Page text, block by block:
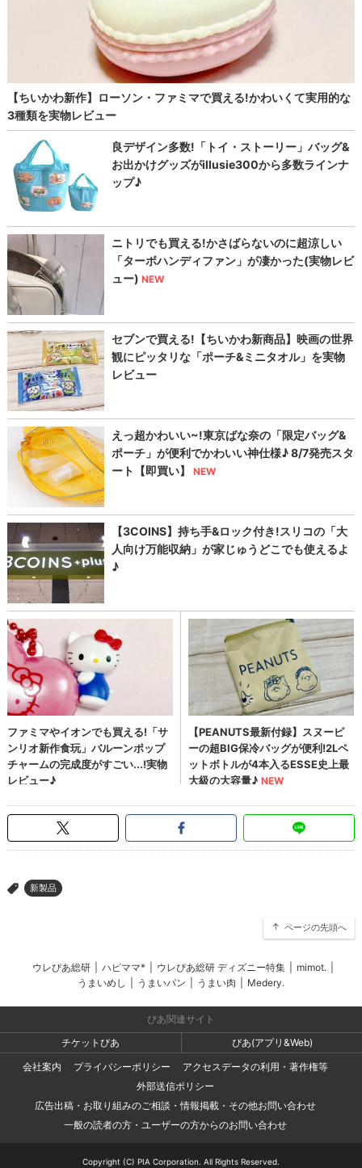
> 新製品
ページの先頭へ
ウレぴあ総研 ハピママ* ウレぴあ総研 ディズニー特集 mimot.
うまいめし
うまいパン うまい肉 Medery.
ぴあ関連サイト
チケットぴあ
ぴあ(アプリ&Web)
会社案内
プライバシーポリシー
アクセスデータの利用・著作権等
外部送信ポリシー
広告出稿・お取り組みのご相談・情報掲載・その他お問い合わせ
一般の読者の方・ユーザーの方からのお問い合わせ
Copyright (C) PIA Corporation. All Rights Reserved.